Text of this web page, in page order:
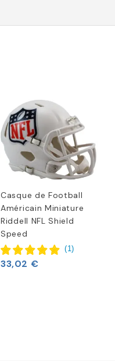
Casque de Football
Américain Miniature
Riddell NFL Shield
Speed
(1)
33,02 €